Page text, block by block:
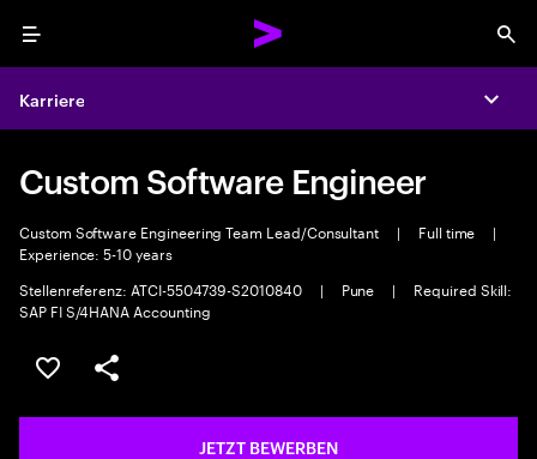
Menu
Karriere
Custom Software Engineer
Custom Software Engineering Team Lead/Consultant | Full time
|
Experience: 5-10 years
Stellenreferenz: ATCI-5504739-S2010840
| Pune |
Required Skill:
SAP FI S/4HANA Accounting
JOB SPEICHERN
Teilen
JETZT BEWERBEN